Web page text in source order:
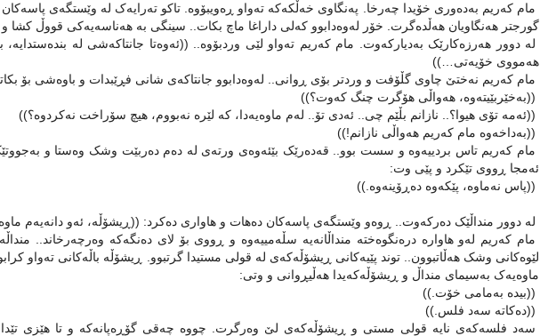
مام که‌ریم به‌ده‌وری خۆیدا چه‌رخا. په‌نگاوی خه‌ڵکه‌که‌ ته‌واو ڕه‌ویبۆوه‌. تاکو ته‌رایه‌ک له‌ وێستگه‌ی پاسه‌کان
گورجتر هه‌نگاویان هه‌ڵده‌گرت. خۆر له‌وه‌دابوو که‌لی داراغا ماچ بکات.. سینگی به‌ هه‌ناسه‌یه‌کی قووڵ کشا و
له ‌دوور هه‌رزه‌کارێک به‌دیارکه‌وت. مام که‌ریم ته‌واو لێی وردبۆوه‌.. ((ئه‌وه‌تا جانتاکه‌شی له‌
هه‌مووی خۆیه‌تی…))
مام که‌ریم نه‌ختێ چاوی گڵۆفت و وردتر بۆی ڕوانی.. له‌وه‌دابوو جانتاکه‌ی شانی فڕێبدات و باوه‌شی بۆ
((به‌خێربێیته‌وه‌، هه‌واڵی هۆگرت چنگ که‌وت؟))
((ئه‌مه‌ تۆی هیوا؟.. نازانم بڵێم چی.. ئه‌دی تۆ.. له‌م ماوه‌یه‌دا، که ‌لێره‌ نه‌بووم، هیچ سۆراخت نه‌کردوه‌؟))
((به‌داخه‌وه‌ مام که‌ریم هه‌واڵی نازانم!))
مام که‌ریم تاس بردییه‌وه‌ و سست بوو.. قه‌ده‌رێک بێئه‌وه‌ی ورته‌ی له‌ ده‌م ده‌ربێت وشک وه‌ستا و
ئه‌مجا ڕووی تێکرد و پێی وت:
((پاس نه‌ماوه‌، پێکه‌وه‌ ده‌ڕۆینه‌وه‌.))
له ‌دوور منداڵێک ده‌رکه‌وت.. ڕوه‌و وێستگه‌ی پاسه‌کان ده‌هات و هاواری ده‌کرد: ((ڕیشۆڵه‌، ئه‌و دانه‌یه‌م
مام که‌ریم له‌و هاواره‌ دره‌نگوه‌خته‌ منداڵانه‌یه‌ سڵه‌مییه‌وه‌ و ڕووی بۆ لای ده‌نگه‌که‌ وه‌رچه‌رخاند..
لێوه‌کانی وشک هه‌ڵاتبوون.. توند پێیه‌کانی ڕیشۆڵه‌که‌ی له ‌قولی مستیدا گرتبوو. ڕیشۆڵه‌ باڵه‌کانی ته‌واو
ماوه‌یه‌ک به‌سیمای منداڵ و ڕیشۆڵه‌که‌یدا هه‌ڵیڕوانی و وتی:
((بیده‌ به‌مامی خۆت.))
((ده‌کاته‌ سه‌د فلس.))
سه‌د فلسه‌که‌ی نایه‌ قولی مستی ‌و ڕیشۆڵه‌که‌ی لێ وه‌رگرت. چووه‌ چه‌قی گۆڕه‌پانه‌که ‌و تا هێزی تێدابوو